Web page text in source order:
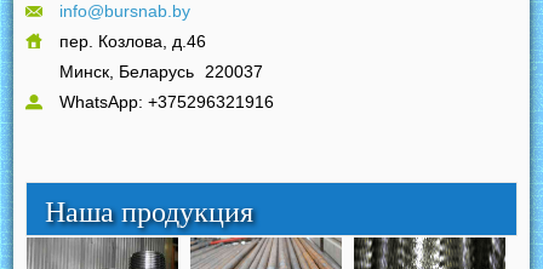
info@bursnab.by
пер. Козлова, д.46
Минск, Беларусь 220037
WhatsApp: +375296321916
Наша продукция